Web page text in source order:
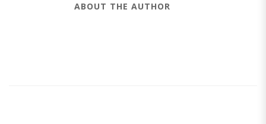
ABOUT THE AUTHOR